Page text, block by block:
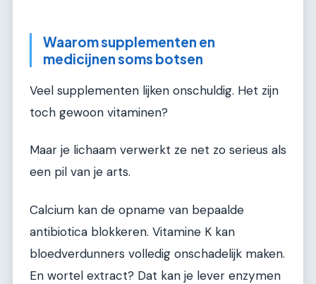
Waarom supplementen en
medicijnen soms botsen
Veel supplementen lijken onschuldig. Het zijn
toch gewoon vitaminen?
Maar je lichaam verwerkt ze net zo serieus als
een pil van je arts.
Calcium kan de opname van bepaalde
antibiotica blokkeren. Vitamine K kan
bloedverdunners volledig onschadelijk maken.
En wortel extract? Dat kan je lever enzymen